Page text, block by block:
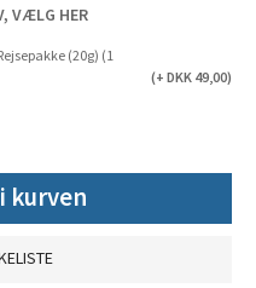
VÆLG HER
(20g) (1
(+ DKK 49,00)
kurven